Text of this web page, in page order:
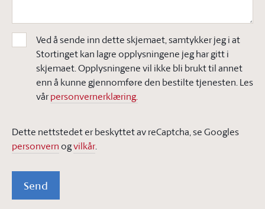
Ved å sende inn dette skjemaet, samtykker jeg i at
Stortinget kan lagre opplysningene jeg har gitt i
skjemaet. Opplysningene vil ikke bli brukt til annet
enn å kunne gjennomføre den bestilte tjenesten. Les
vårpersonvernerklæring.
Dette nettstedet er beskyttet av reCaptcha, se Googles
personvern ogvilkår.
Send